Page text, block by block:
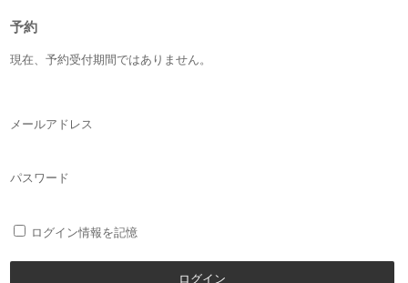
予約
現在、予約受付期間ではありません。
メールアドレス
パスワード
ログイン情報を記憶